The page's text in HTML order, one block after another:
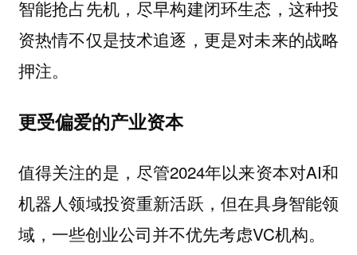
智能抢占先机，尽早构建闭环生态，这种投
资热情不仅是技术追逐，更是对未来的战略
押注。
更受偏爱的产业资本
值得关注的是，尽管2024年以来资本对AI和
机器人领域投资重新活跃，但在具身智能领
域，一些创业公司并不优先考虑VC机构。